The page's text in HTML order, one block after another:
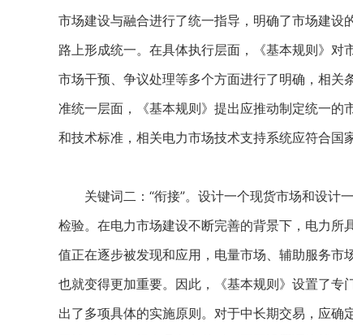
市场建设与融合进行了统一指导，明确了市场建
路上形成统一。在具体执行层面，《基本规则》对
市场干预、争议处理等多个方面进行了明确，相
准统一层面，《基本规则》提出应推动制定统一
和技术标准，相关电力市场技术支持系统应符合国
关键词二：“衔接”。设计一个现货市场和设计
检验。在电力市场建设不断完善的背景下，电力
值正在逐步被发现和应用，电量市场、辅助服务
也就变得更加重要。因此，《基本规则》设置了
出了多项具体的实施原则。对于中长期交易，应